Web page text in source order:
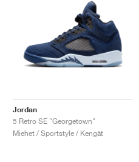
Jordan
5 Retro SE "Georgetown"
Miehet / Sportstyle / Kengät